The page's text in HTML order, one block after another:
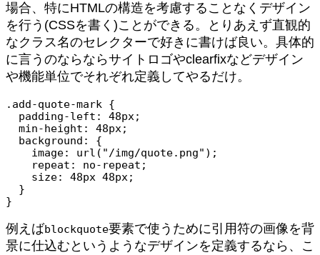
場合、特にHTMLの構造を考慮することなくデザイン
を行う(CSSを書く)ことができる。とりあえず直観的
なクラス名のセレクターで好きに書けば良い。具体的
に言うのならならサイトロゴやclearfixなどデザイン
や機能単位でそれぞれ定義してやるだけ。
.add-quote-mark {
}
例えばblockquote要素で使うために引用符の画像を背
景に仕込むというようなデザインを定義するなら、こ